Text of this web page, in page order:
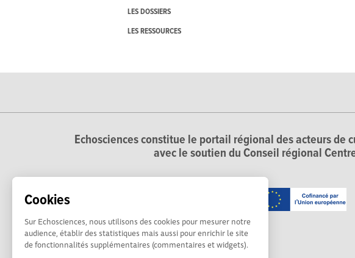
Cookies
Sur Echosciences, nous utilisons des cookies pour mesurer notre
audience, établir des statistiques mais aussi pour enrichir le site
de fonctionnalités supplémentaires (commentaires et widgets).
LES DOSSIERS
LES RESSOURCES
Echosciences constitue le portail régional des acteurs
avec le soutien du Conseil régional